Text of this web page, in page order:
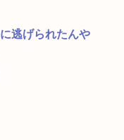
逃げられたんや